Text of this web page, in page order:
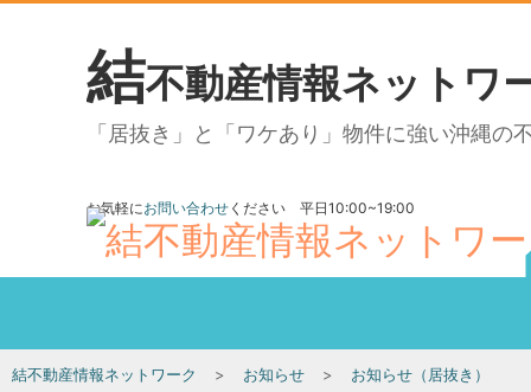
結不動産情報ネットワ
「居抜き」と「ワケあり」物件に強い沖縄の
お気軽にお問い合わせ ください 平日10:00~19:00
結不動産情報ネットワーク お知らせ お知らせ（居抜き）